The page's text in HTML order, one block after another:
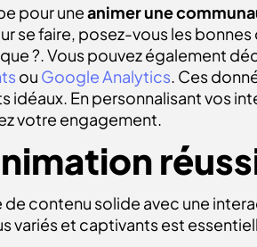
pour uneanimer une
se faire, posez-vous les
?. Vous pouvez également
ou Google Analytics. Ces
En personnalisant vos
votre engagement.
contenu solide avec une
variés et captivants est